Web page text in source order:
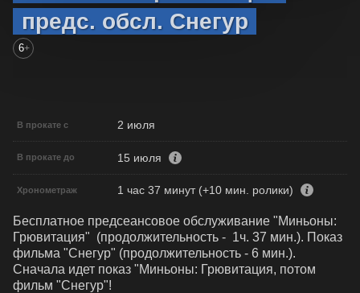
предс. обсл. Снегур
6+
В прокате с 2 июля
В прокате до 15 июля
Хронометраж 1 час 37 минут (+10 мин. ролики)
Бесплатное предсеансовое обслуживание "Миньоны:
Грювитация"  (продолжительность -  1ч. 37 мин.). Показ
фильма "Снегур" (продолжительность - 6 мин.).
Сначала идет показ "Миньоны: Грювитация, потом
фильм "Снегур"!